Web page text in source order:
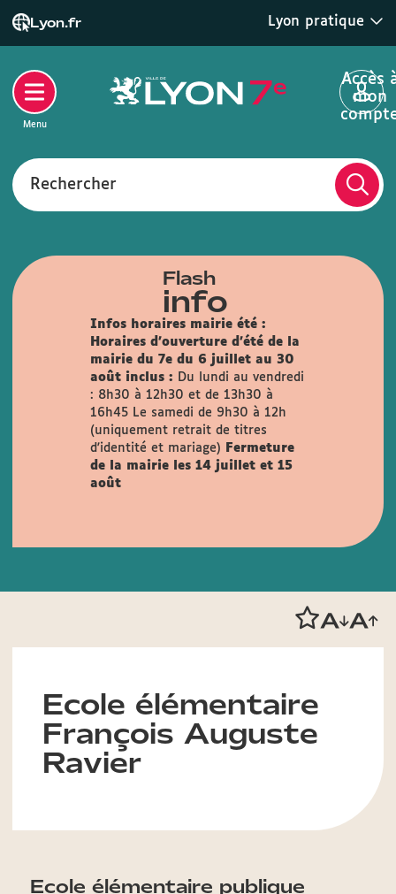
Lyon.fr Lyon pratique
Rechercher
Accès
mon
Menu
Flash
info
Infos horaires mairie été :
Horaires d'ouverture d'été de la
mairie du 7e du 6 juillet au 30
août inclus :
Du lundi au vendredi
: 8h30 à 12h30 et de 13h30 à
16h45
Le samedi de 9h30 à 12h
(uniquement retrait de titres
d'identité et mariage)
Fermeture
de la mairie les 14 juillet et 15
août
Ecole élémentaire
François Auguste
Ravier
Ecole élémentaire publique